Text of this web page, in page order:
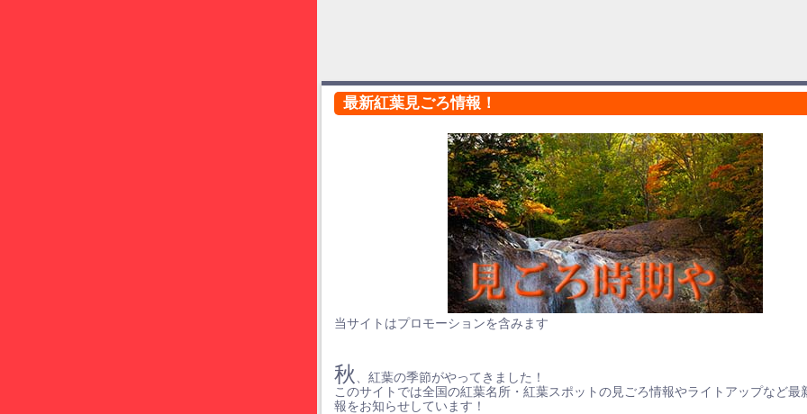
最新紅葉見ごろ情報！
当サイトはプロモーションを含みます
秋
、紅葉の季節がやってきました！
このサイトでは全国の紅葉名所・紅葉スポットの見ごろ情報やライトアップなど最
報をお知らせしています！